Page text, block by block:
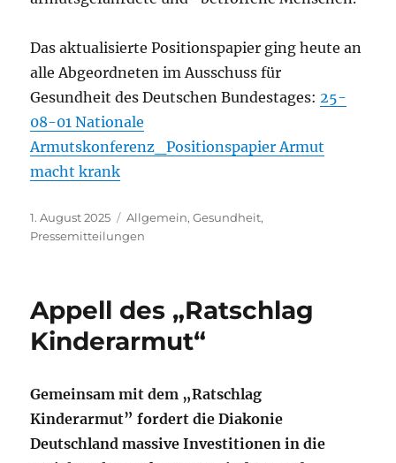
Das aktualisierte Positionspapier ging heute an
alle Abgeordneten im Ausschuss für
Gesundheit des Deutschen Bundestages: 25-
08-01 Nationale
Armutskonferenz_Positionspapier Armut
macht krank
Veröffentlicht
am
1. August 2025 Kategorien
Allgemein,Gesundheit,
Pressemitteilungen
Appell des „Ratschlag
Kinderarmut“
Gemeinsam mit dem „Ratschlag
Kinderarmut” fordert die Diakonie
Deutschland massive Investitionen in die